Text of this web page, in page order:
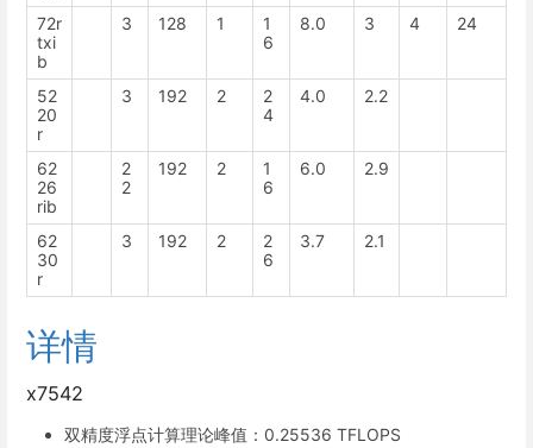
72r
txi
b
3 128 1
1
6
8.0 3 4 24
52
20
r
3 192 2
2
4
4.0 2.2
62
26
rib
2
2
192 2
1
6
6.0 2.9
62
30
r
3 192 2
2
6
3.7 2.1
详情
x7542
双精度浮点计算理论峰值：0.25536 TFLOPS